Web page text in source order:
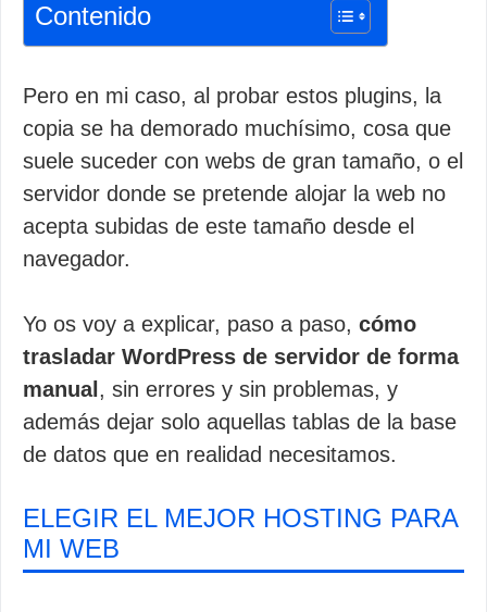
Contenido
Pero en mi caso, al probar estos plugins, la
copia se ha demorado muchísimo, cosa que
suele suceder con webs de gran tamaño, o el
servidor donde se pretende alojar la web no
acepta subidas de este tamaño desde el
navegador.
Yo os voy a explicar, paso a paso, cómo
trasladar WordPress de servidor de forma
manual , sin errores y sin problemas, y
además dejar solo aquellas tablas de la base
de datos que en realidad necesitamos.
ELEGIR EL MEJOR HOSTING PARA
MI WEB